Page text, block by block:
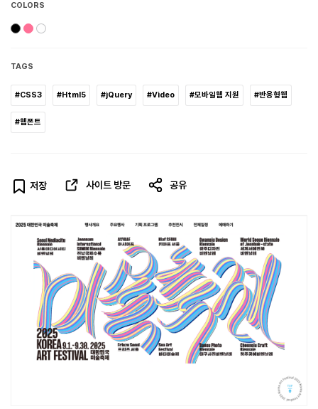
COLORS
TAGS
#CSS3 #Html5 #jQuery #Video #모바일웹 지원 #반응형웹
#웹폰트
저장 사이트 방문 공유